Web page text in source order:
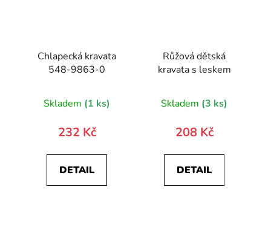
Chlapecká kravata
548-9863-0
Skladem (1 ks)
232 Kč
DETAIL
Růžová dětská
kravata s leskem
Skladem (3 ks)
208 Kč
DETAIL